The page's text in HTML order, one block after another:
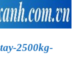
2500kg-